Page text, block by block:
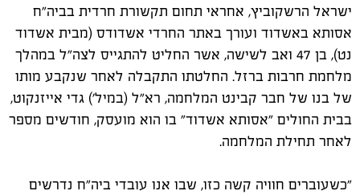
ישראל הרשקוביץ, אחראי תחום תקשורת חרדית בביה"ח
אסותא באשדוד ועורך באתר החרדי אשדודס (מבית אשדוד
נט), בן 47 ואב לשישה, אשר החליט להתגייס לצה"ל במהלך
מלחמת חרבות ברזל. החלטתו התקבלה לאחר שנקבע מותו
של בנו של חבר קבינט המלחמה, רא"ל (במיל') גדי אייזנקוט,
בבית החולים "אסותא אשדוד" בו הוא מועסק, חודשים מספר
לאחר תחילת המלחמה.
"כשעוברים חוויה קשה כזו, שבו אנו עובדי ביה"ח נדרשים